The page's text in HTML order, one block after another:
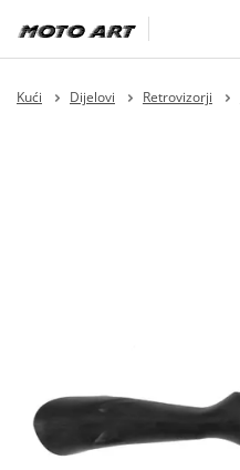
Kući Dijelovi Retrovizorji